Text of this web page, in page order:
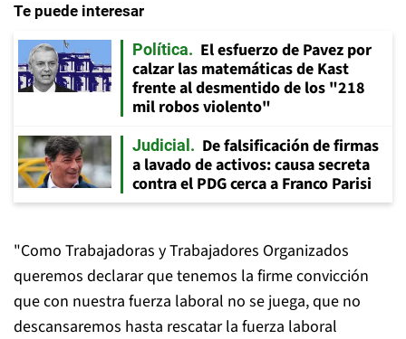
Te puede interesar
Política
El esfuerzo de Pavez por
calzar las matemáticas de Kast
frente al desmentido de los "218
mil robos violento"
Judicial
De falsificación de firmas
a lavado de activos: causa secreta
contra el PDG cerca a Franco Parisi
"Como Trabajadoras y Trabajadores Organizados
queremos declarar que tenemos la firme convicción
que con nuestra fuerza laboral no se juega, que no
descansaremos hasta rescatar la fuerza laboral